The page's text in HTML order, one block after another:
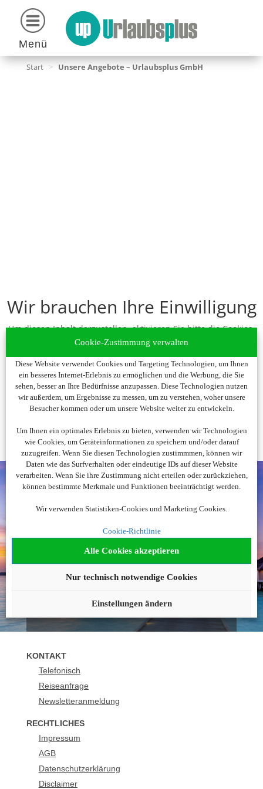
Cookie-Zustimmung verwalten
Diese Website verwendet Cookies und Targeting Technologien, um Ihnen
ein besseres Internet-Erlebnis zu ermöglichen und die Werbung, die Sie
sehen, besser an Ihre Bedürfnisse anzupassen. Diese Technologien nutzen
wir außerdem, um Ergebnisse zu messen, um zu verstehen, woher unsere
Besucher kommen oder um unsere Website weiter zu entwickeln.
Um Ihnen ein optimales Erlebnis zu bieten, verwenden wir Technologien
wie Cookies, um Geräteinformationen zu speichern und/oder darauf
zuzugreifen. Wenn Sie diesen Technologien zustimmmen, können wir
Daten wie das Surfverhalten oder eindeutige IDs auf dieser Website
verarbeiten. Wenn Sie ihre Zustimmung nicht erteilen oder zurückziehen,
können bestimmte Merkmale und Funktionen beeinträchtigt werden.
Wir verwenden Statistiken-Cookies und Marketing Cookies.
Cookie-Richtlinie
Alle Cookies akzeptieren
Nur technisch notwendige Cookies
Einstellungen ändern
Menü
Start > Unsere Angebote – Urlaubsplus GmbH
Wir brauchen Ihre Einwilligung
Um diesen Inhalt darzustellen, aktivieren Sie bitte die Cookies.
Es werden ggf. personenbezogene Daten verarbeitet.
Cookies akzeptieren
Noch nicht fündig
geworden?
Wir beraten Sie gerne!
089 - 21129 158
buchung@urlaubsplus.de
KONTAKT
Telefonisch
Reiseanfrage
Newsletteranmeldung
RECHTLICHES
Impressum
AGB
Datenschutzerklärung
Disclaimer